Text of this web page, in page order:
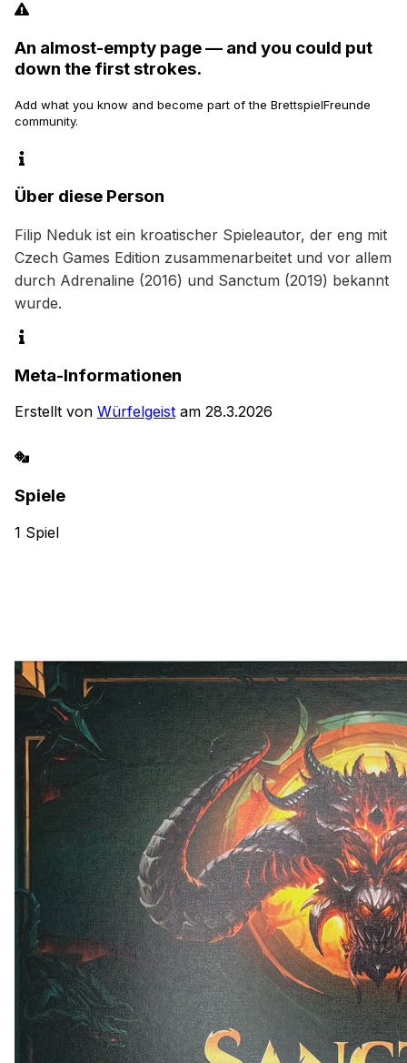
An almost-empty page — and you could put
down the first strokes.
Add what you know and become part of the BrettspielFreunde
community.
Über diese Person
Filip Neduk ist ein kroatischer Spieleautor, der eng mit
Czech Games Edition zusammenarbeitet und vor allem
durch Adrenaline (2016) und Sanctum (2019) bekannt
wurde.
Meta-Informationen
Erstellt von Würfelgeist am 28.3.2026
Spiele
1 Spiel